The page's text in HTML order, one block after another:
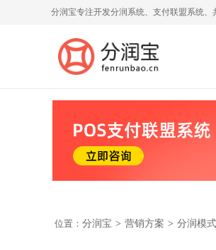
分润宝专注开发分润系统、支付联盟系统、
位置： 分润宝 > 营销方案 > 分润模式